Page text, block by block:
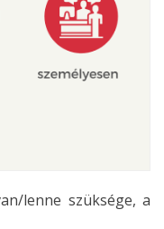
lenne szüksége, a